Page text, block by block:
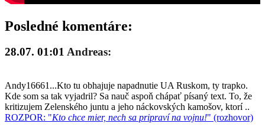
Posledné komentáre:
28.07. 01:01 Andreas:
Andy16661...Kto tu obhajuje napadnutie UA Ruskom, ty trapko.
Kde som sa tak vyjadril? Sa nauč aspoň chápať písaný text. To, že
kritizujem Zelenského juntu a jeho náckovských kamošov, ktorí ..
ROZPOR: "Kto chce mier, nech sa pripraví na vojnu!" (rozhovor)